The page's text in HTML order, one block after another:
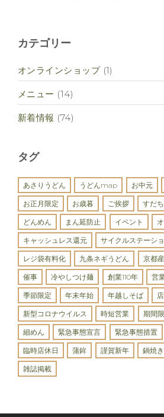
カテゴリー
オンラインショップ(1)
メニュー (14)
新着情報 (74)
タグ
あさりうどん うどんmap お中元
お正月限定 お歳暮 ご挨拶 すだ
どんめん まん延防止 イベント
キャッシュレス還元 サイクルステーシ
レジ袋有料化 九条ネギうどん 京都
催事 冷やしつけ麺 創業110年 営
季節限定 年末年始 年越しそば
新型コロナウイルス 時短営業 期間
細めん 緊急事態宣言 緊急事態措置
臨時店休日 蒲鉾 謹賀新年 鍋焼
雑誌掲載